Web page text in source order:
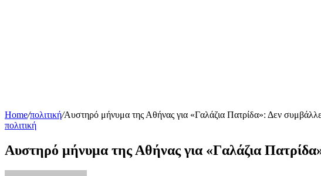
Home/πολιτική/Αυστηρό μήνυμα της Αθήνας για «Γαλάζια Πατρίδα»: Δεν
πολιτική
Αυστηρό μήνυμα της Αθήνας για «Γαλάζια